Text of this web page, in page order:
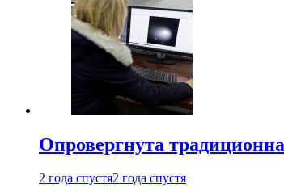
Опровергнута
2 года спустя2 года спустя